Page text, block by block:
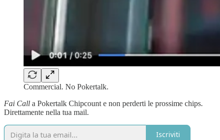
Commercial. No Pokertalk.
Fai Call a Pokertalk Chipcount e non perderti le prossime chips.
Direttamente nella tua mail.
Iscriviti